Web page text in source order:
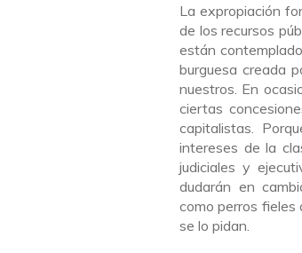
La expropiación
de los recursos
están
burguesa creada
nuestros. En
ciertas
capitalistas.
intereses de la
judiciales y
dudarán en
como perros fieles
se lo pidan.